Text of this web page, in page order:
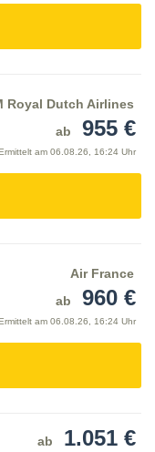
Royal Dutch Airlines
ab
955 €
Ermittelt am 06.08.26, 16:24 Uhr
Air France
ab
960 €
Ermittelt am 06.08.26, 16:24 Uhr
ab 1.051 €